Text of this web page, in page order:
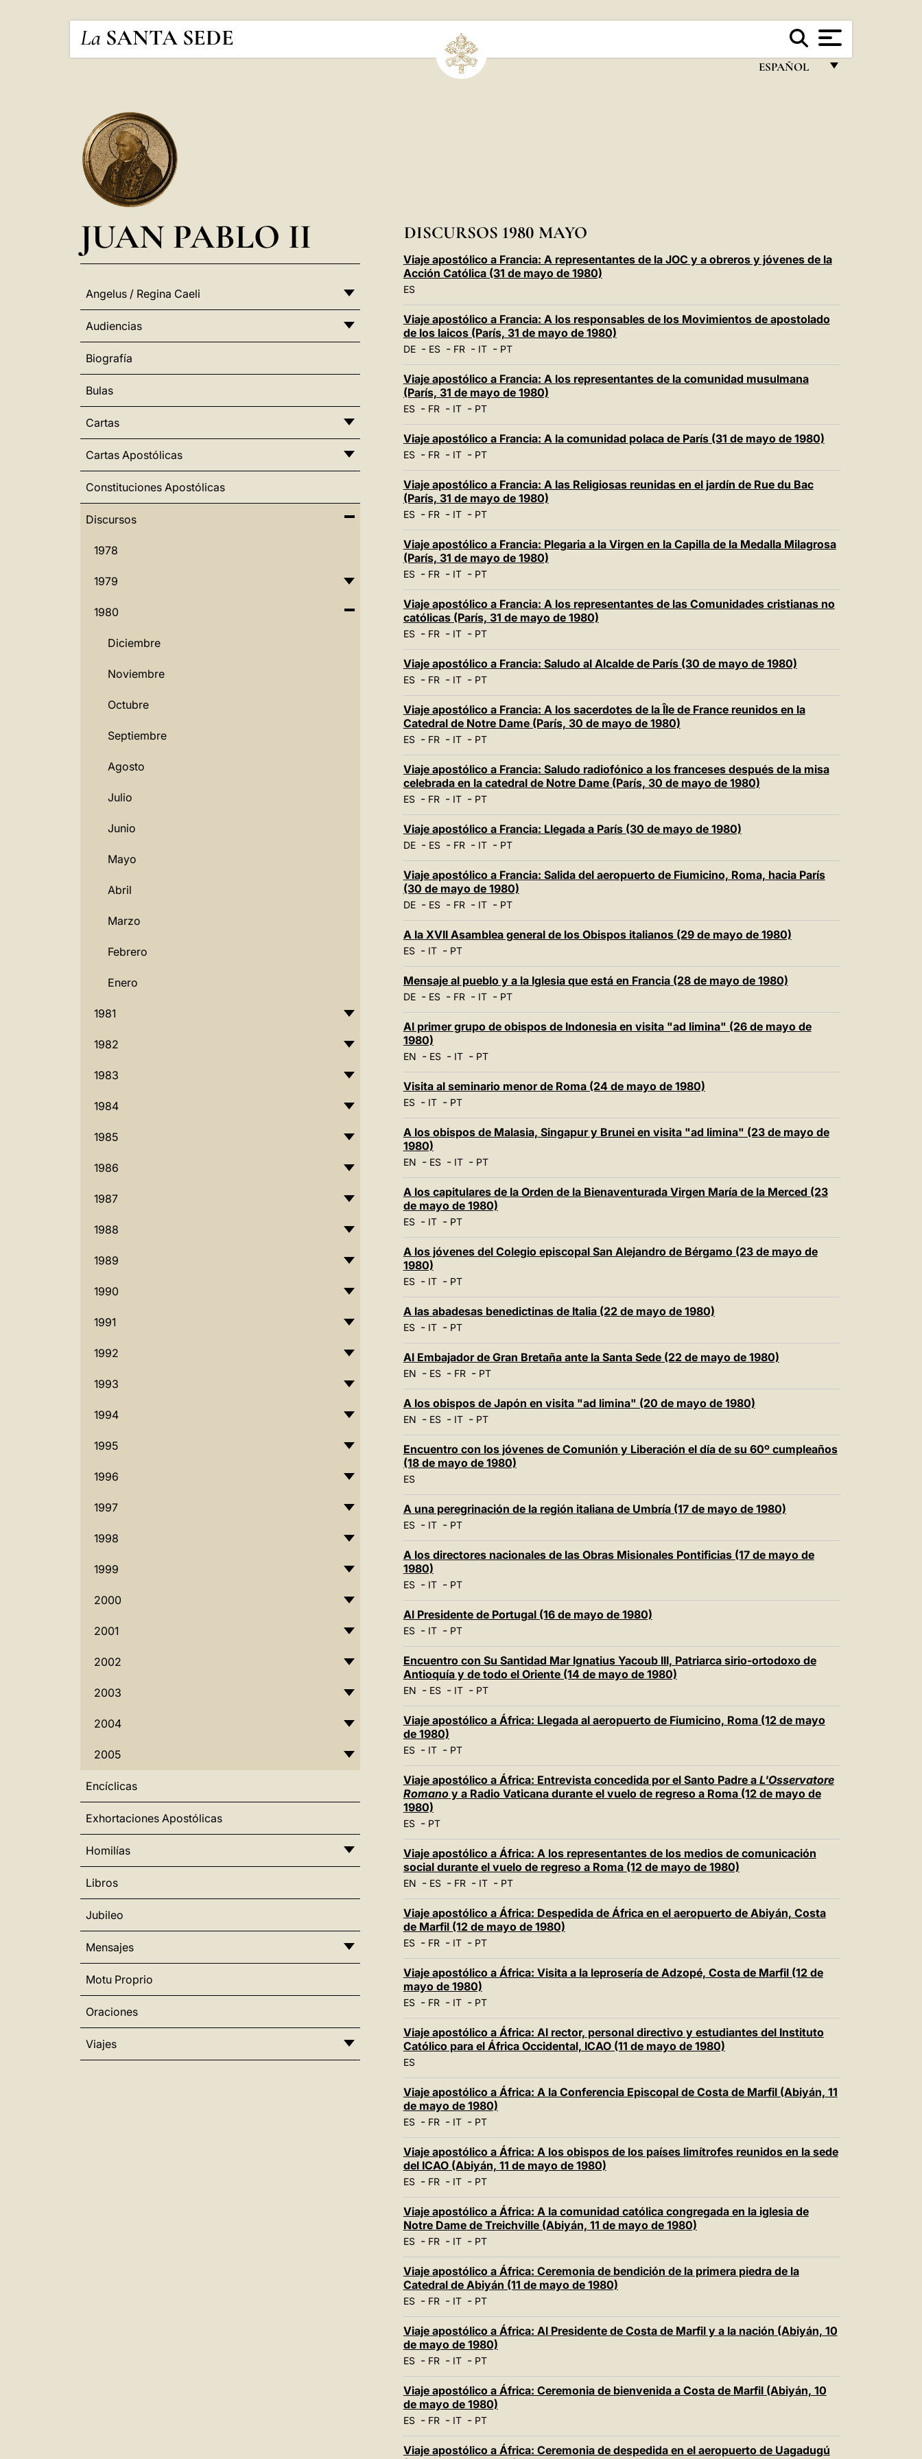
La SANTA SEDE
ESPAÑOL
POLSKI
中文
JUAN PABLO II
Angelus / Regina Caeli
Audiencias
Biografía
Bulas
Cartas
Cartas Apostólicas
Constituciones Apostólicas
Discursos
1978
1979
1980
Diciembre
Noviembre
Octubre
Septiembre
Agosto
Julio
Junio
Mayo
Abril
Marzo
Febrero
Enero
1981
1982
1983
1984
1985
1986
1987
1988
1989
1990
1991
1992
1993
1994
1995
1996
1997
1998
1999
2000
2001
2002
2003
2004
2005
Encíclicas
Exhortaciones Apostólicas
Homilías
Libros
Jubileo
Mensajes
Motu Proprio
Oraciones
Viajes
DISCURSOS 1980 MAYO
Viaje apostólico a Francia: A representantes de la JOC y a obreros y jóvenes de la
Acción Católica (31 de mayo de 1980)
ES
Viaje apostólico a Francia: A los responsables de los Movimientos de apostolado
de los laicos (París, 31 de mayo de 1980)
DE- ES- FR- IT- PT
Viaje apostólico a Francia: A los representantes de la comunidad musulmana
(París, 31 de mayo de 1980)
ES- FR- IT- PT
Viaje apostólico a Francia: A la comunidad polaca de París (31 de mayo de 1980)
ES- FR- IT- PT
Viaje apostólico a Francia: A las Religiosas reunidas en el jardín de Rue du Bac
(París, 31 de mayo de 1980)
ES- FR- IT- PT
Viaje apostólico a Francia: Plegaria a la Virgen en la Capilla de la Medalla Milagrosa
(París, 31 de mayo de 1980)
ES- FR- IT- PT
Viaje apostólico a Francia: A los representantes de las Comunidades cristianas no
católicas (París, 31 de mayo de 1980)
ES- FR- IT- PT
Viaje apostólico a Francia: Saludo al Alcalde de París (30 de mayo de 1980)
ES- FR- IT- PT
Viaje apostólico a Francia: A los sacerdotes de la Île de France reunidos en la
Catedral de Notre Dame (París, 30 de mayo de 1980)
ES- FR- IT- PT
Viaje apostólico a Francia: Saludo radiofónico a los franceses después de la misa
celebrada en la catedral de Notre Dame (París, 30 de mayo de 1980)
ES- FR- IT- PT
Viaje apostólico a Francia: Llegada a París (30 de mayo de 1980)
DE- ES- FR- IT- PT
Viaje apostólico a Francia: Salida del aeropuerto de Fiumicino, Roma, hacia París
(30 de mayo de 1980)
DE- ES- FR- IT- PT
A la XVII Asamblea general de los Obispos italianos (29 de mayo de 1980)
ES- IT- PT
Mensaje al pueblo y a la Iglesia que está en Francia (28 de mayo de 1980)
DE- ES- FR- IT- PT
Al primer grupo de obispos de Indonesia en visita "ad limina" (26 de mayo de
1980)
EN - ES- IT- PT
Visita al seminario menor de Roma (24 de mayo de 1980)
ES- IT- PT
A los obispos de Malasia, Singapur y Brunei en visita "ad limina" (23 de mayo de
1980)
EN - ES- IT- PT
A los capitulares de la Orden de la Bienaventurada Virgen María de la Merced (23
de mayo de 1980)
ES- IT- PT
A los jóvenes del Colegio episcopal San Alejandro de Bérgamo (23 de mayo de
1980)
ES- IT- PT
A las abadesas benedictinas de Italia (22 de mayo de 1980)
ES- IT- PT
Al Embajador de Gran Bretaña ante la Santa Sede (22 de mayo de 1980)
EN - ES- FR- PT
A los obispos de Japón en visita "ad limina" (20 de mayo de 1980)
EN - ES- IT- PT
Encuentro con los jóvenes de Comunión y Liberación el día de su 60º cumpleaños
(18 de mayo de 1980)
ES
A una peregrinación de la región italiana de Umbría (17 de mayo de 1980)
ES- IT- PT
A los directores nacionales de las Obras Misionales Pontificias (17 de mayo de
1980)
ES- IT- PT
Al Presidente de Portugal (16 de mayo de 1980)
ES- IT- PT
Encuentro con Su Santidad Mar Ignatius Yacoub III, Patriarca sirio-ortodoxo de
Antioquía y de todo el Oriente (14 de mayo de 1980)
EN - ES- IT- PT
Viaje apostólico a África: Llegada al aeropuerto de Fiumicino, Roma (12 de mayo
de 1980)
ES- IT- PT
Viaje apostólico a África: Entrevista concedida por el Santo Padre a L'Osservatore
Romanoy a Radio Vaticana durante el vuelo de regreso a Roma (12 de mayo de
1980)
ES- PT
Viaje apostólico a África: A los representantes de los medios de comunicación
social durante el vuelo de regreso a Roma (12 de mayo de 1980)
EN - ES- FR- IT- PT
Viaje apostólico a África: Despedida de África en el aeropuerto de Abiyán, Costa
de Marfil (12 de mayo de 1980)
ES- FR- IT- PT
Viaje apostólico a África: Visita a la leprosería de Adzopé, Costa de Marfil (12 de
mayo de 1980)
ES- FR- IT- PT
Viaje apostólico a África: Al rector, personal directivo y estudiantes del Instituto
Católico para el África Occidental, ICAO (11 de mayo de 1980)
ES
Viaje apostólico a África: A la Conferencia Episcopal de Costa de Marfil (Abiyán, 11
de mayo de 1980)
ES- FR- IT- PT
Viaje apostólico a África: A los obispos de los países limítrofes reunidos en la sede
del ICAO (Abiyán, 11 de mayo de 1980)
ES- FR- IT- PT
Viaje apostólico a África: A la comunidad católica congregada en la iglesia de
Notre Dame de Treichville (Abiyán, 11 de mayo de 1980)
ES- FR- IT- PT
Viaje apostólico a África: Ceremonia de bendición de la primera piedra de la
Catedral de Abiyán (11 de mayo de 1980)
ES- FR- IT- PT
Viaje apostólico a África: Al Presidente de Costa de Marfil y a la nación (Abiyán, 10
de mayo de 1980)
ES- FR- IT- PT
Viaje apostólico a África: Ceremonia de bienvenida a Costa de Marfil (Abiyán, 10
de mayo de 1980)
ES- FR- IT- PT
Viaje apostólico a África: Ceremonia de despedida en el aeropuerto de Uagadugú